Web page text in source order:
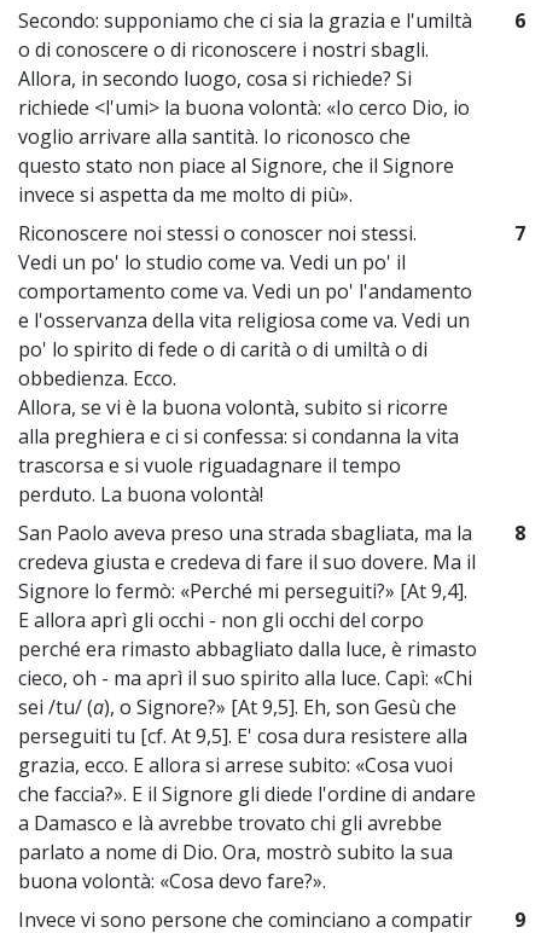
Secondo: supponiamo che ci sia la grazia e l'umiltà
o di conoscere o di riconoscere i nostri sbagli.
Allora, in secondo luogo, cosa si richiede? Si
richiede <l'umi> la buona volontà: «Io cerco Dio, io
voglio arrivare alla santità. Io riconosco che
questo stato non piace al Signore, che il Signore
invece si aspetta da me molto di più».
6
Riconoscere noi stessi o conoscer noi stessi.
Vedi un po' lo studio come va. Vedi un po' il
comportamento come va. Vedi un po' l'andamento
e l'osservanza della vita religiosa come va. Vedi un
po' lo spirito di fede o di carità o di umiltà o di
obbedienza. Ecco.
Allora, se vi è la buona volontà, subito si ricorre
alla preghiera e ci si confessa: si condanna la vita
trascorsa e si vuole riguadagnare il tempo
perduto. La buona volontà!
7
San Paolo aveva preso una strada sbagliata, ma la
credeva giusta e credeva di fare il suo dovere. Ma il
Signore lo fermò: «Perché mi perseguiti?» [At 9,4].
E allora aprì gli occhi - non gli occhi del corpo
perché era rimasto abbagliato dalla luce, è rimasto
cieco, oh - ma aprì il suo spirito alla luce. Capì: «Chi
sei /tu/ (a), o Signore?» [At 9,5]. Eh, son Gesù che
perseguiti tu [cf. At 9,5]. E' cosa dura resistere alla
grazia, ecco. E allora si arrese subito: «Cosa vuoi
che faccia?». E il Signore gli diede l'ordine di andare
a Damasco e là avrebbe trovato chi gli avrebbe
parlato a nome di Dio. Ora, mostrò subito la sua
buona volontà: «Cosa devo fare?».
8
Invece vi sono persone che cominciano a compatir 9